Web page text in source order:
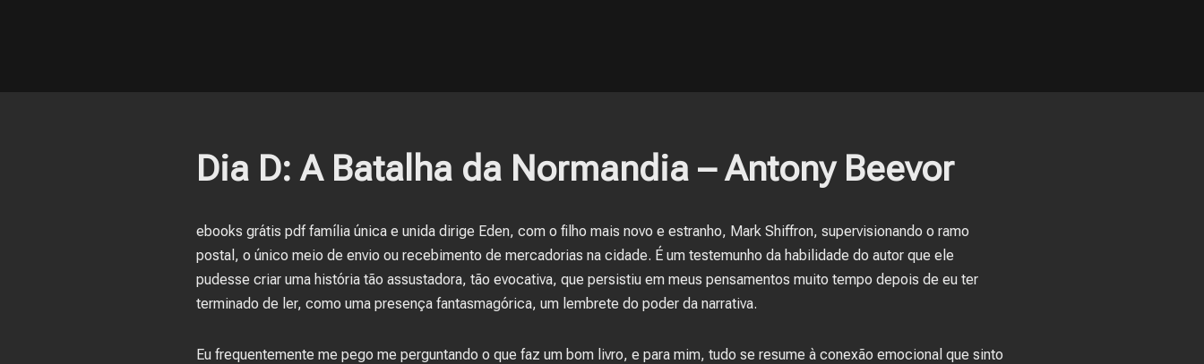
Dia D: A Batalha da Normandia – Antony Beevor
ebooks grátis pdf família única e unida dirige Eden, com o filho mais novo e estranho, Mark Shiffron, supervisionando o ramo
postal, o único meio de envio ou recebimento de mercadorias na cidade. É um testemunho da habilidade do autor que ele
pudesse criar uma história tão assustadora, tão evocativa, que persistiu em meus pensamentos muito tempo depois de eu ter
terminado de ler, como uma presença fantasmagórica, um lembrete do poder da narrativa.
Eu frequentemente me pego me perguntando o que faz um bom livro, e para mim, tudo se resume à conexão emocional que sinto